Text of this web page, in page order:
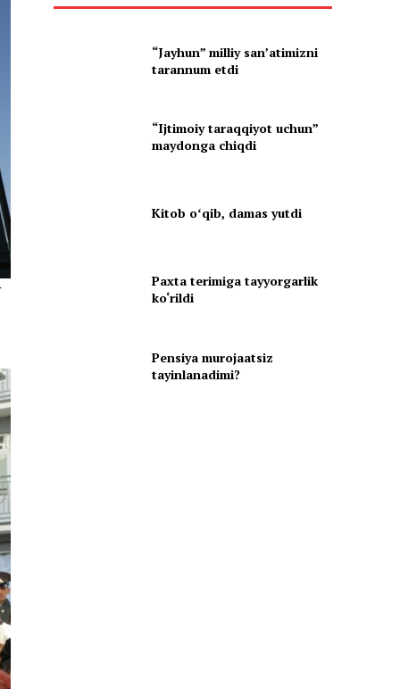
“Jayhun” milliy san’atimizni
tarannum etdi
“Ijtimoiy taraqqiyot uchun”
maydonga chiqdi
Kitob oʻqib, damas yutdi
Paxta terimiga tayyorgarlik
ko‘rildi
Pensiya murojaatsiz
tayinlanadimi?